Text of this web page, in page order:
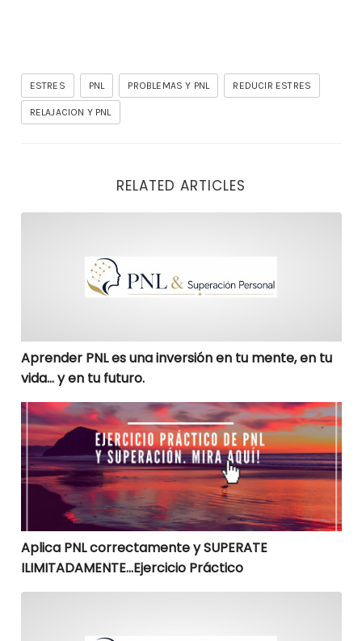
ESTRES PNL PROBLEMAS Y PNL REDUCIR ESTRES
RELAJACION Y PNL
RELATED ARTICLES
Aprender PNL es una inversión en tu mente, en tu
vida… y en tu futuro.
Aplica PNL correctamente y SUPERATE
Aplica PNL correctamente y SUPERATE
ILIMITADAMENTE…Ejercicio Práctico